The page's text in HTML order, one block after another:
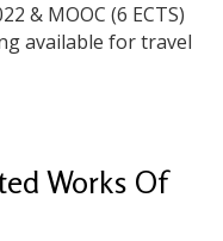
& MOOC (6 ECTS)
available for travel
Works Of